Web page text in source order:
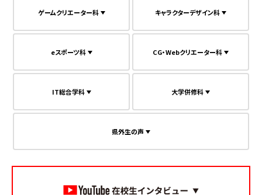
ゲームクリエーター科 キャラクターデザイン科
eスポーツ科 CG・Webクリエーター科
IT総合学科 大学併修科
県外生の声